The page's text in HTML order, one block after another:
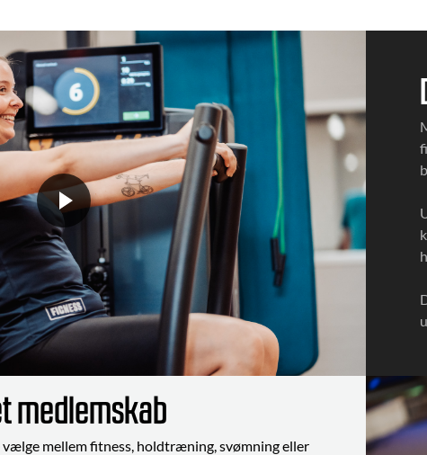
medlemskab
vælge mellem fitness, holdtræning, svømning eller